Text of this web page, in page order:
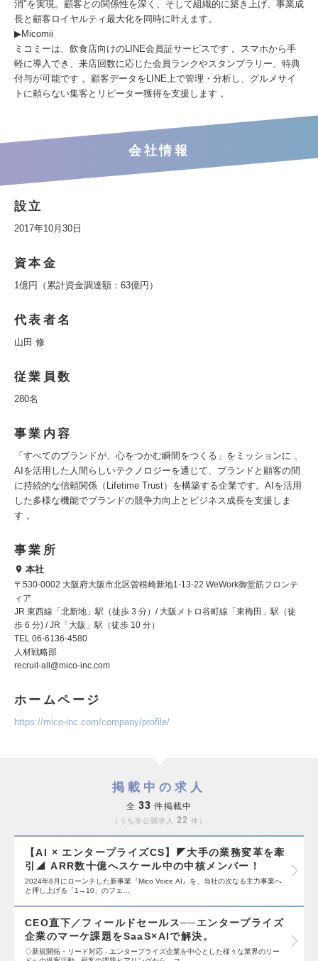
消"を実現。顧客との関係性を深く、そして組織的に築き上げ、事業成
長と顧客ロイヤルティ最大化を同時に叶えます。
▶Micomii
ミコミーは、飲食店向けのLINE会員証サービスです 。スマホから手
軽に導入でき、来店回数に応じた会員ランクやスタンプラリー、特典
付与が可能です 。顧客データをLINE上で管理・分析し、グルメサイ
トに頼らない集客とリピーター獲得を支援します 。
会社情報
設立
2017年10月30日
資本金
1億円（累計資金調達額：63億円）
代表者名
山田 修
従業員数
280名
事業内容
「すべてのブランドが、心をつかむ瞬間をつくる」をミッションに 、
AIを活用した人間らしいテクノロジーを通じて、ブランドと顧客の間
に持続的な信頼関係（Lifetime Trust）を構築する企業です。AIを活用
した多様な機能でブランドの競争力向上とビジネス成長を支援しま
す 。
事業所
本社
〒530-0002 大阪府大阪市北区曽根崎新地1-13-22 WeWork御堂筋フロンテ
ィア
JR 東西線「北新地」駅（徒歩 3 分）/ 大阪メトロ谷町線「東梅田」駅（徒
歩 6 分) / JR「大阪」駅（徒歩 10 分）
TEL 06-6136-4580
人材戦略部
recruit-all@mico-inc.com
ホームページ
https://mico-inc.com/company/profile/
掲載中の求人
全 33 件掲載中
うち非公開求人 22 件
【AI × エンタープライズCS】◤大手の業務変革を牽
引◢ ARR数十億へスケール中の中核メンバー！
2024年8月にローンチした新事業『Mico Voice AI』を、当社の次なる主力事業へ
と押し上げる「1→10」のフェ…
CEO直下／フィールドセールス──エンタープライズ
企業のマーケ課題をSaaS×AIで解決。
◇新規開拓・リード対応 - エンタープライズ企業を中心とした様々な業界のリー